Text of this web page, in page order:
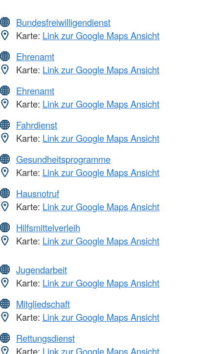
Bundesfreiwilligendienst
Karte: Link zur Google Maps Ansicht
Ehrenamt
Karte: Link zur Google Maps Ansicht
Ehrenamt
Karte: Link zur Google Maps Ansicht
Fahrdienst
Karte: Link zur Google Maps Ansicht
Gesundheitsprogramme
Karte: Link zur Google Maps Ansicht
Hausnotruf
Karte: Link zur Google Maps Ansicht
Hilfsmittelverleih
Karte: Link zur Google Maps Ansicht
Jugendarbeit
Karte: Link zur Google Maps Ansicht
Mitgliedschaft
Karte: Link zur Google Maps Ansicht
Rettungsdienst
Karte: Link zur Google Maps Ansicht